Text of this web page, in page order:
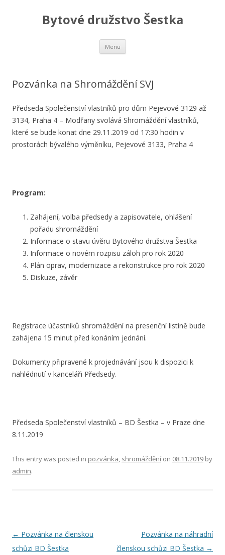
Bytové družstvo Šestka
Menu Skip
content
Pozvánka na Shromáždění SVJ
Předseda Společenství vlastníků pro dům Pejevové 3129 až
3134, Praha 4 – Modřany svolává Shromáždění vlastníků,
které se bude konat dne 29.11.2019 od 17:30 hodin v
prostorách bývalého výměníku, Pejevové 3133, Praha 4
Program:
Zahájení, volba předsedy a zapisovatele, ohlášení
pořadu shromáždění
Informace o stavu úvěru Bytového družstva Šestka
Informace o novém rozpisu záloh pro rok 2020
Plán oprav, modernizace a rekonstrukce pro rok 2020
Diskuze, závěr
Registrace účastníků shromáždění na presenční listině bude
zahájena 15 minut před konáním jednání.
Dokumenty připravené k projednávání jsou k dispozici k
nahlédnutí v kanceláři Předsedy.
Předseda Společenství vlastníků – BD Šestka – v Praze dne
8.11.2019
This entry was posted in pozvánka, shromáždění on 08.11.2019 by
admin.
Post
navigation
← Pozvánka na členskou
schůzi BD Šestka
Pozvánka na náhradní
členskou schůzi BD Šestka →